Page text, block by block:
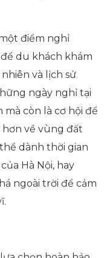
điểm nghỉ
du khách khám
và lịch sử
ngày nghỉ tại
còn là cơ hội để
về vùng đất
dành thời gian
Hà Nội, hay
ngoài trời để cảm